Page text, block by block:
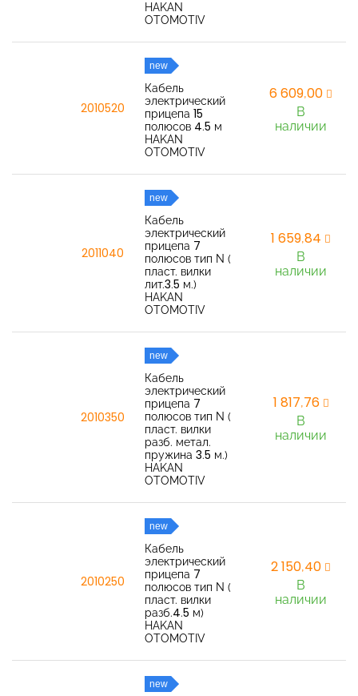
HAKAN
OTOMOTIV
2010520
new
Кабель
электрический
прицепа 15
полюсов 4.5 м
HAKAN
OTOMOTIV
6 609,00
В
наличии
2011040
new
Кабель
электрический
прицепа 7
полюсов тип N (
пласт. вилки
лит.3.5 м.)
HAKAN
OTOMOTIV
1 659,84
В
наличии
2010350
new
Кабель
электрический
прицепа 7
полюсов тип N (
пласт. вилки
разб. метал.
пружина 3.5 м.)
HAKAN
OTOMOTIV
1 817,76
В
наличии
2010250
new
Кабель
электрический
прицепа 7
полюсов тип N (
пласт. вилки
разб.4.5 м)
HAKAN
OTOMOTIV
2 150,40
В
наличии
new